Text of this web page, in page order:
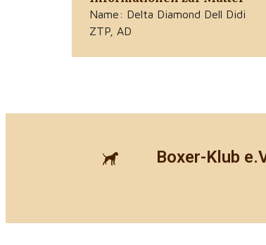
Name: Delta Diamond Dell Didi
ZTP, AD
Boxer-Klub